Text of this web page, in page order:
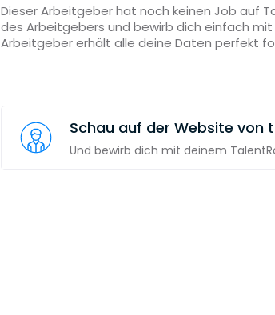
Dieser Arbeitgeber hat noch keinen Job auf
des Arbeitgebers und bewirb dich einfach
Arbeitgeber erhält alle deine Daten perfekt
Schau auf der Website von
Und bewirb dich mit deinem